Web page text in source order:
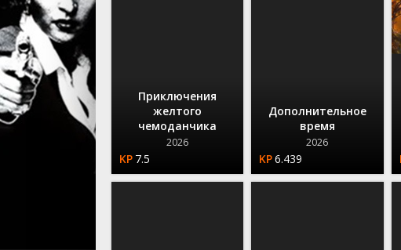
Приключения
желтого
чемоданчика
2026
7.5
Дополнительное
время
2026
6.439